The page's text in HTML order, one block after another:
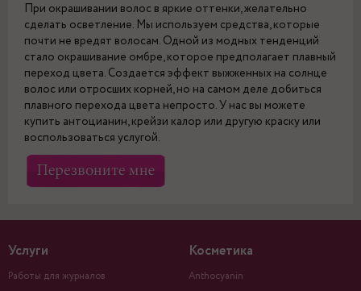
При окрашивании волос в яркие оттенки, желательно
сделать осветление. Мы используем средства, которые
почти не вредят волосам. Одной из модных тенденций
стало окрашивание омбре, которое предполагает плавный
переход цвета. Создается эффект выжженных на солнце
волос или отросших корней, но на самом деле добиться
плавного перехода цвета непросто. У нас вы можете
купить антоцианин, крейзи калор или другую краску или
воспользоваться услугой.
Услуги
Работы для журналов
Косметика
Anthocyanin